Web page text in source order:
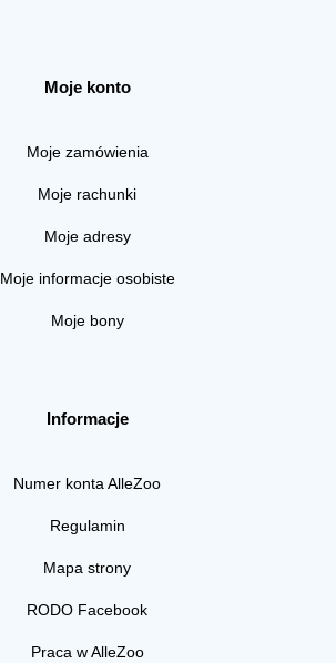
Moje konto
Moje zamówienia
Moje rachunki
Moje adresy
Moje informacje osobiste
Moje bony
Informacje
Numer konta AlleZoo
Regulamin
Mapa strony
RODO Facebook
Praca w AlleZoo